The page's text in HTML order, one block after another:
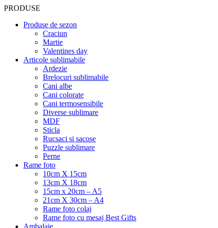
PRODUSE
Produse de sezon
Craciun
Martie
Valentines day
Articole sublimabile
Ardezie
Brelocuri sublimabile
Cani albe
Cani colorate
Cani termosensibile
Diverse sublimare
MDF
Sticla
Rucsaci si sacose
Puzzle sublimare
Perne
Rame foto
10cm X 15cm
13cm X 18cm
15cm x 20cm – A5
21cm X 30cm – A4
Rame foto colaj
Rame foto cu mesaj Best Gifts
Ambalaje